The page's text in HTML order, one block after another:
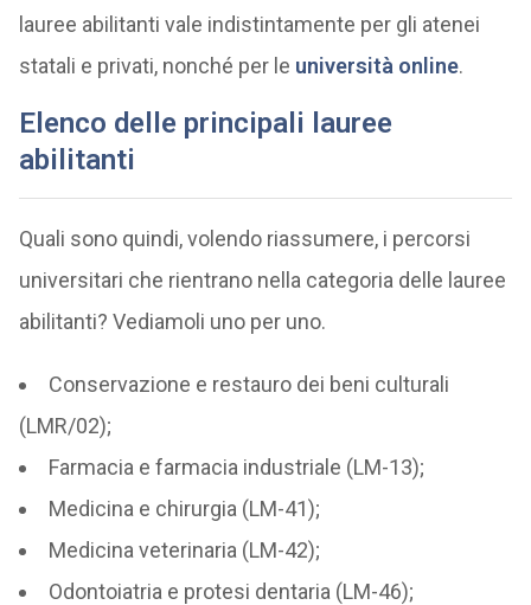
lauree abilitanti vale indistintamente per gli atenei
statali e privati, nonché per le università online.
Elenco delle principali lauree
abilitanti
Quali sono quindi, volendo riassumere, i percorsi
universitari che rientrano nella categoria delle lauree
abilitanti? Vediamoli uno per uno.
Conservazione e restauro dei beni culturali
(LMR/02);
Farmacia e farmacia industriale (LM-13);
Medicina e chirurgia (LM-41);
Medicina veterinaria (LM-42);
Odontoiatria e protesi dentaria (LM-46);